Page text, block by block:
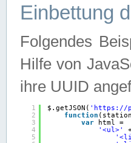
Einbettung
Folgendes
Hilfe von
ihre UUID
1
2
3
4
5
$.getJSON( ' https://
function
var
html =
'<ul>'